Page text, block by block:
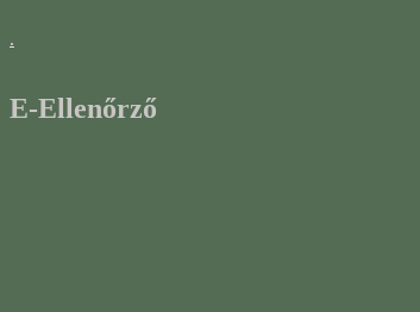
.
E-Ellenőrző